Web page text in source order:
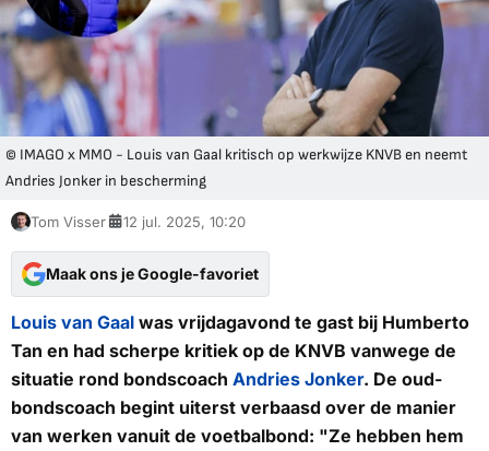
© IMAGO x MMO - Louis van Gaal kritisch op werkwijze KNVB en neemt
Andries Jonker in bescherming
Tom Visser 12 jul. 2025, 10:20
Maak ons je Google-favoriet
Louis van Gaal was vrijdagavond te gast bij Humberto
Tan en had scherpe kritiek op de KNVB vanwege de
situatie rond bondscoach Andries Jonker. De oud-
bondscoach begint uiterst verbaasd over de manier
van werken vanuit de voetbalbond: "Ze hebben hem